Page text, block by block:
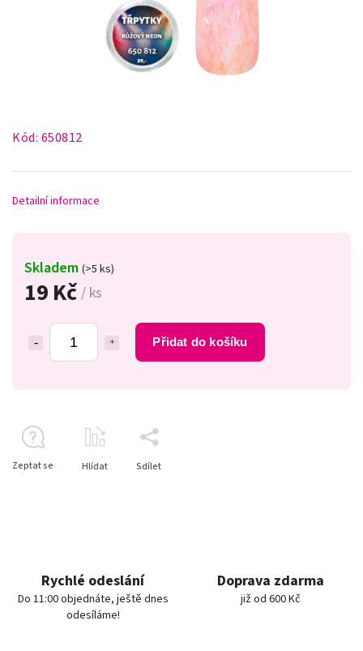
Kód: 650812
19 Kč/ ks
Přidat do košíku
Skladem (>5 ks)
Detailní informace
Zeptat se Hlídat Sdílet
Rychlé odeslání
Do 11:00 objednáte, ještě dnes
odesíláme!
Doprava zdarma
již od 600 Kč